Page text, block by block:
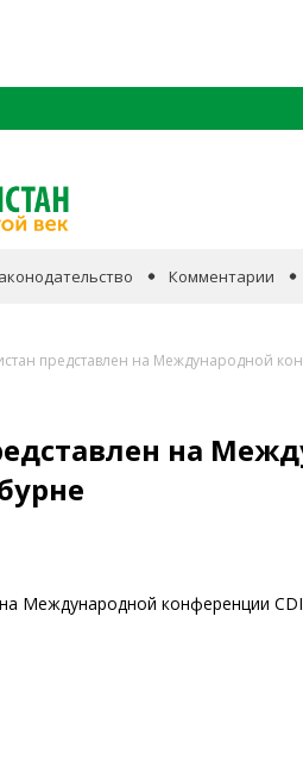
Комментарии
представлен на Международной
на